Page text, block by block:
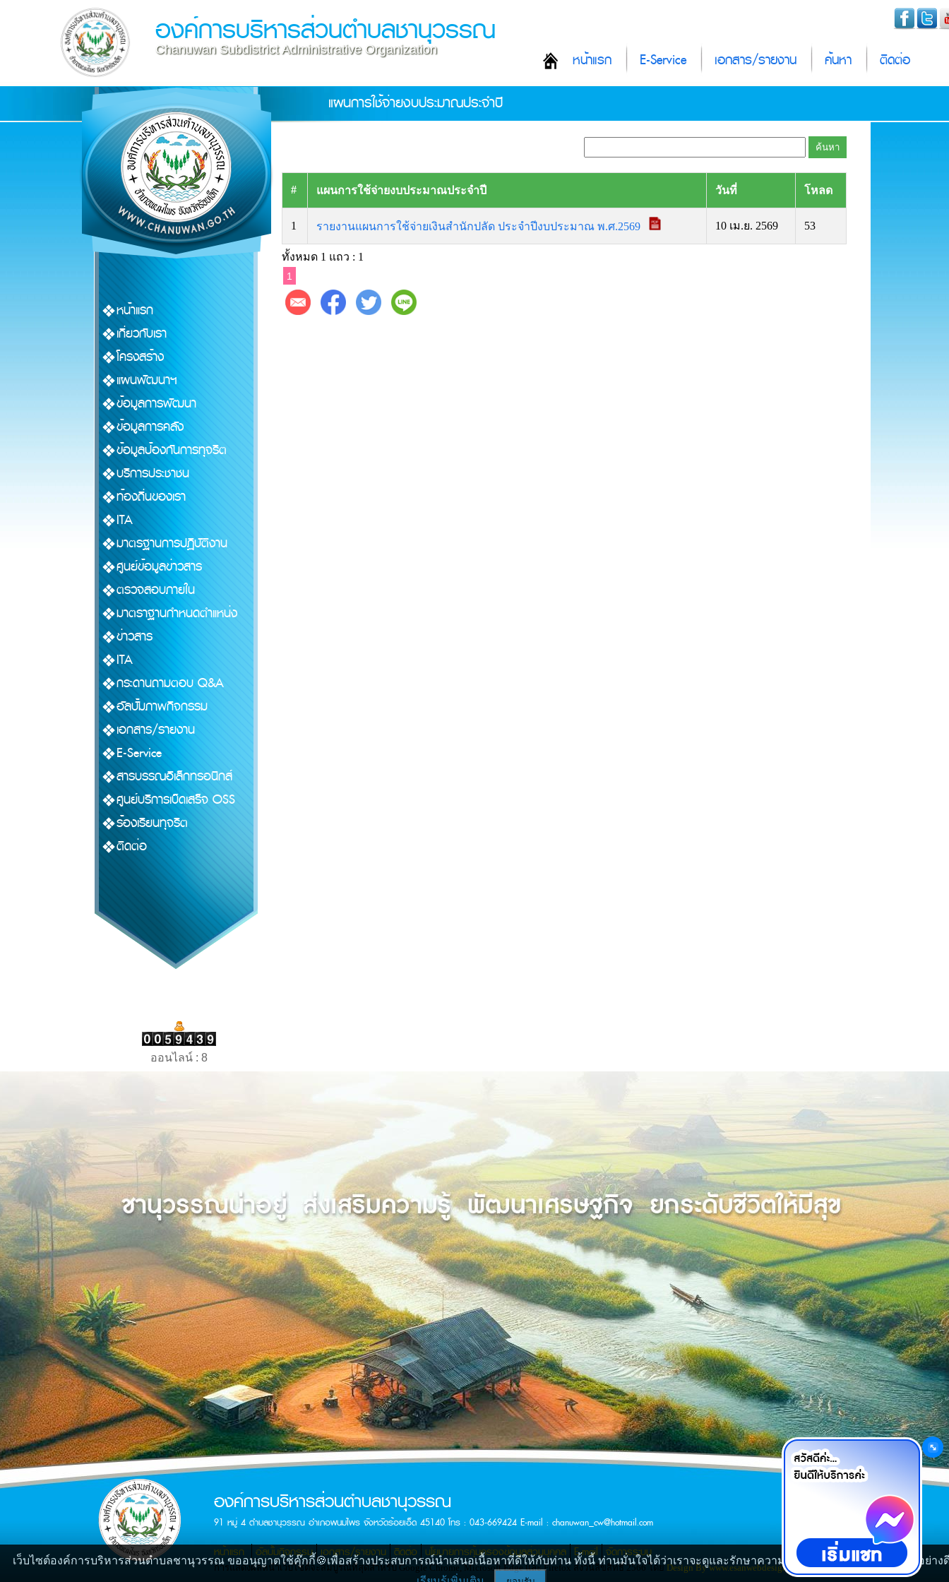
องค์การบริหารส่วนตำบลชานุวรรณ
Chanuwan Subdistrict Administrative Organization
หน้าแรก E-Service เอกสาร/รายงาน ค้นหา ติดต่อ
แผนการใช้จ่ายงบประมาณประจำปี
หน้าแรก
เกี่ยวกับเรา
โครงสร้าง
แผนพัฒนาฯ
ข้อมูลการพัฒนา
ข้อมูลการคลัง
ข้อมูลป้องกันการทุจริต
บริการประชาชน
ท้องถิ่นของเรา
ITA
มาตรฐานการปฏิบัติงาน
ศูนย์ข้อมูลข่าวสาร
ตรวจสอบภายใน
มาตราฐานกำหนดตำแหน่ง
ข่าวสาร
ITA
กระดานถามตอบ Q&A
อัลบั้มภาพกิจกรรม
เอกสาร/รายงาน
E-Service
สารบรรณอิเล็กทรอนิกส์
ศูนย์บริการเบ็ดเสร็จ OSS
ร้องเรียนทุจริต
ติดต่อ
ออนไลน์ : 8
# แผนการใช้จ่ายงบประมาณประจำปี วันที่ โหลด
1 รายงานแผนการใช้จ่ายเงินสำนักปลัด ประจำปีงบประมาณ พ.ศ.2569 10 เม.ย. 2569 53
ทั้งหมด 1 แถว : 1
1
เว็บมาสเตอร์
องค์การบริหารส่วนตำบลชานุวรรณ
91 หมู่ 4 ตำบลชานุวรรณ อำเภอพนมไพร จังหวัดร้อยเอ็ด 45140 โทร : 043-669424 E-mail : chanuwan_cw@hotmail.com
หน้าแรก อัลบั้มกิจกรรม เอกสาร/รายงาน ติดต่อ นโยบายการคุ้มครองข้อมูลส่วนบุคคล E-mail จัดการระบบ
การแสดงผลหน้าเว็บไซต์จะสมบูรณ์ที่สุดสำหรับ Google Chrome, Microsoft Edge และ Firefox สงวนลิขสิทธิ์ 2566 โดยDesign By www.esanwebdesign.com
เว็บไซต์องค์การบริหารส่วนตำบลชานุวรรณ ขออนุญาตใช้คุ๊กกี้🍪เพื่อสร้างประสบการณ์นำเสนอเนื้อหาที่ดีให้กับท่าน ทั้งนี้ ท่านมั่นใจได้ว่าเราจะดูและรักษาความปลอดภัยข้อมูลของท่านเป็นอย่าง